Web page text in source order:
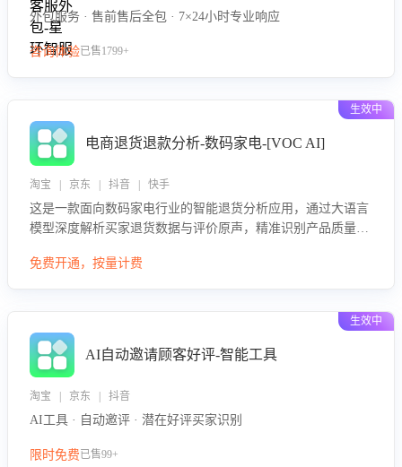
外包服务 · 售前售后全包 · 7×24小时专业响应
咨询体验已售1799+
生效中
电商退货退款分析-数码家电-[VOC AI]
淘宝 | 京东 | 抖音 | 快手
这是一款面向数码家电行业的智能退货分析应用，通过大语言
模型深度解析买家退货数据与评价原声，精准识别产品质量、
议，通过挖掘用户痛点驱动产品迭代，从根本上降低退货率，
免费开通，按量计费
生效中
AI自动邀请顾客好评-智能工具
淘宝 | 京东 | 抖音
AI工具 · 自动邀评 · 潜在好评买家识别
限时免费已售99+